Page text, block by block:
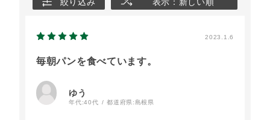
絞り込み 表示：新しい順
2023.1.6
毎朝パンを食べています。
ゆう
年代:40代 都道府県:島根県